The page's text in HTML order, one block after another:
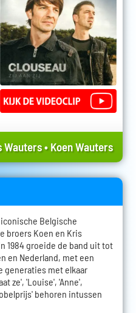
Wauters•Koen Wauters
Belgische
broers Koen en Kris
1984 groeide de band uit tot
en Nederland, met een
generaties met elkaar
ze', 'Louise', 'Anne',
behoren intussen